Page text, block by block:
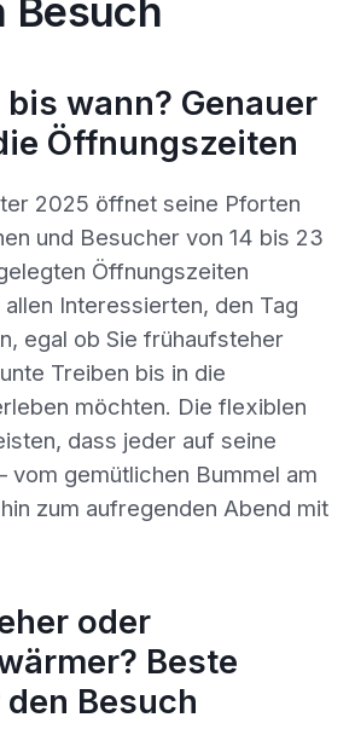
Besuch
wann? Genauer
Öffnungszeiten
2025 öffnet seine Pforten
und Besucher von 14 bis 23
Öffnungszeiten
Interessierten, den Tag
egal ob Sie frühaufsteher
Treiben bis in die
möchten. Die flexiblen
dass jeder auf seine
vom gemütlichen Bummel am
zum aufregenden Abend mit
oder
Beste
Besuch